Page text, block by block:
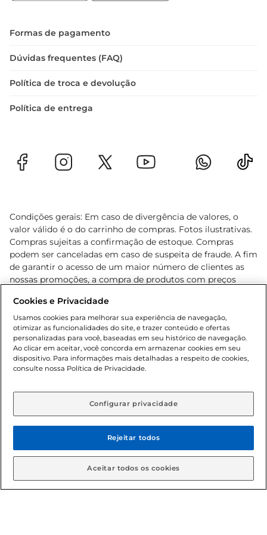
Formas de pagamento
Dúvidas frequentes (FAQ)
Política de troca e devolução
Política de entrega
Condições gerais: Em caso de divergência de valores, o
valor válido é o do carrinho de compras. Fotos ilustrativas.
Compras sujeitas a confirmação de estoque. Compras
podem ser canceladas em caso de suspeita de fraude. A fim
de garantir o acesso de um maior número de clientes as
nossas promoções, a compra de produtos com preços
cliente. Os preços, ofertas e condições são exclusivos para
o e-commerce e válidos durante o dia de hoje, podendo
sofrer alterações sem prévia notificação. Proibida a venda
de bebidas alcoólicas para menores de 18 anos, conforme
Lei n.º 8069/90, art. 81, inciso II (Estatuto da Criança e do
Adolescente). Preços e condições exclusivos para o
aviso prévio. O valor mínimo para as compras on-line é de
© 2026 Copyright. Todos os direitos
reservados Gbarbosa.
Cookies e Privacidade
Usamos cookies para melhorar sua experiência de navegação,
otimizar as funcionalidades do site, e trazer conteúdo e ofertas
personalizadas para você, baseadas em seu histórico de navegação.
Ao clicar em aceitar, você concorda em armazenar cookies em seu
dispositivo. Para informações mais detalhadas a respeito de cookies,
consulte nossa Política de Privacidade.
Configurar privacidade
Rejeitar todos
Aceitar todos os cookies